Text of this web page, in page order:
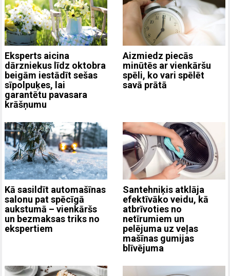
Eksperts aicina
dārzniekus līdz oktobra
beigām iestādīt sešas
sīpolpuķes, lai
garantētu pavasara
krāšņumu
Aizmiedz piecās
minūtēs ar vienkāršu
spēli, ko vari spēlēt
savā prātā
Kā sasildīt automašīnas
salonu pat spēcīgā
aukstumā – vienkāršs
un bezmaksas triks no
ekspertiem
Santehniķis atklāja
efektīvāko veidu, kā
atbrīvoties no
netīrumiem un
pelējuma uz veļas
mašīnas gumijas
blīvējuma